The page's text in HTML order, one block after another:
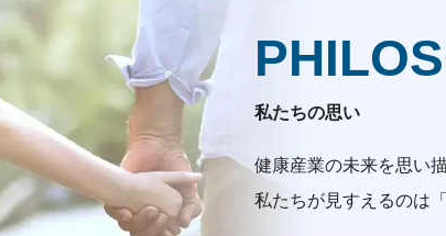
私たちの思い
健康産業の未来を思い
私たちが見すえるのは